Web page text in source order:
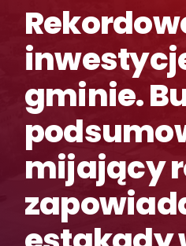
gminie.
mijający